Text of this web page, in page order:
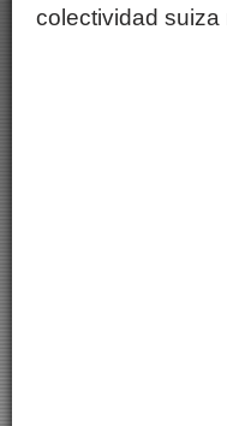
colectividad